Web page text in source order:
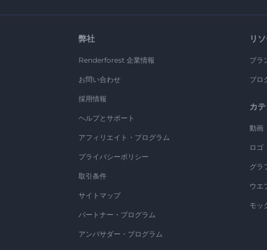
弊社
Renderforest 企業情報
お問い合わせ
採用情報
ヘルプとサポート
アフィリエイト・プログラム
プライバシーポリシー
取引条件
サイトマップ
パートナー・プログラム
アンバサダー・プログラム
リ
ブラ
ブロ
カ
動画
ロゴ
グラ
ウエ
モッ